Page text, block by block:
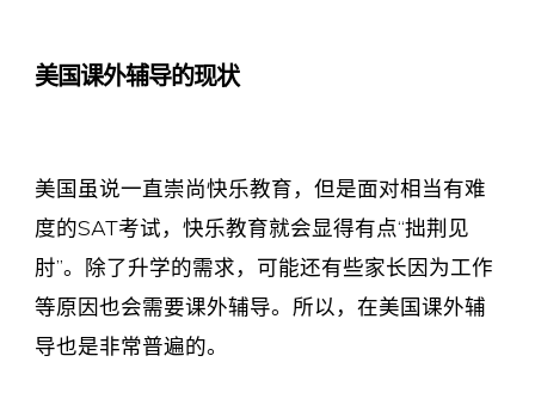
美国课外辅导的现状
美国虽说一直崇尚快乐教育，但是面对相当有难
度的SAT考试，快乐教育就会显得有点“拙荆见
肘”。除了升学的需求，可能还有些家长因为工作
等原因也会需要课外辅导。所以，在美国课外辅
导也是非常普遍的。